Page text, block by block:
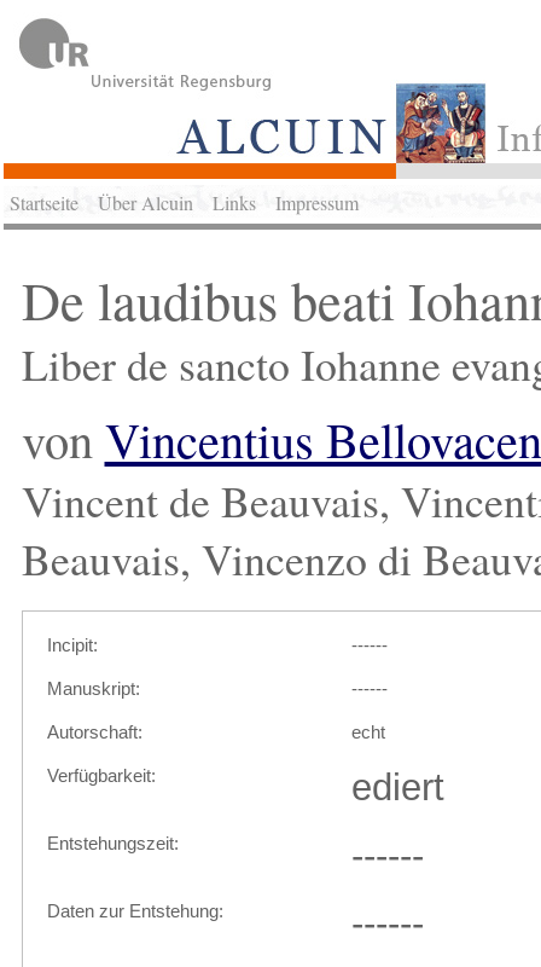
Startseite Über Alcuin Links Impressum
De laudibus beati
Liber de sancto Iohanne
vonVincentius
Vincent de Beauvais,
Beauvais, Vincenzo di
Incipit: ------
Manuskript: ------
Autorschaft: echt
Verfügbarkeit: ediert
Entstehungszeit: ------
Daten zur Entstehung: ------